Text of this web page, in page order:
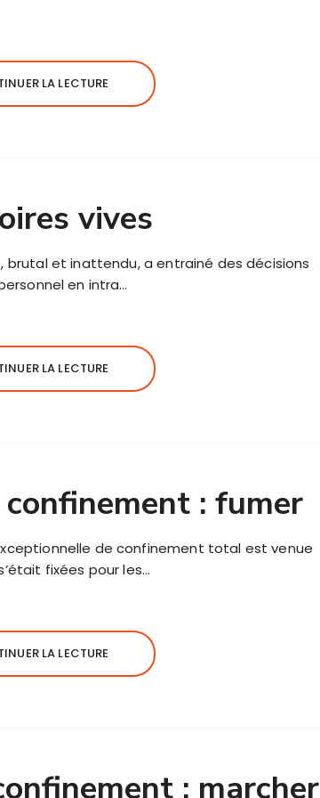
LA LECTURE
vives
brutal et inattendu, a entrainé des décisions
en intra…
LA LECTURE
: fumer
de confinement total est venue
fixées pour les…
LA LECTURE
: marcher